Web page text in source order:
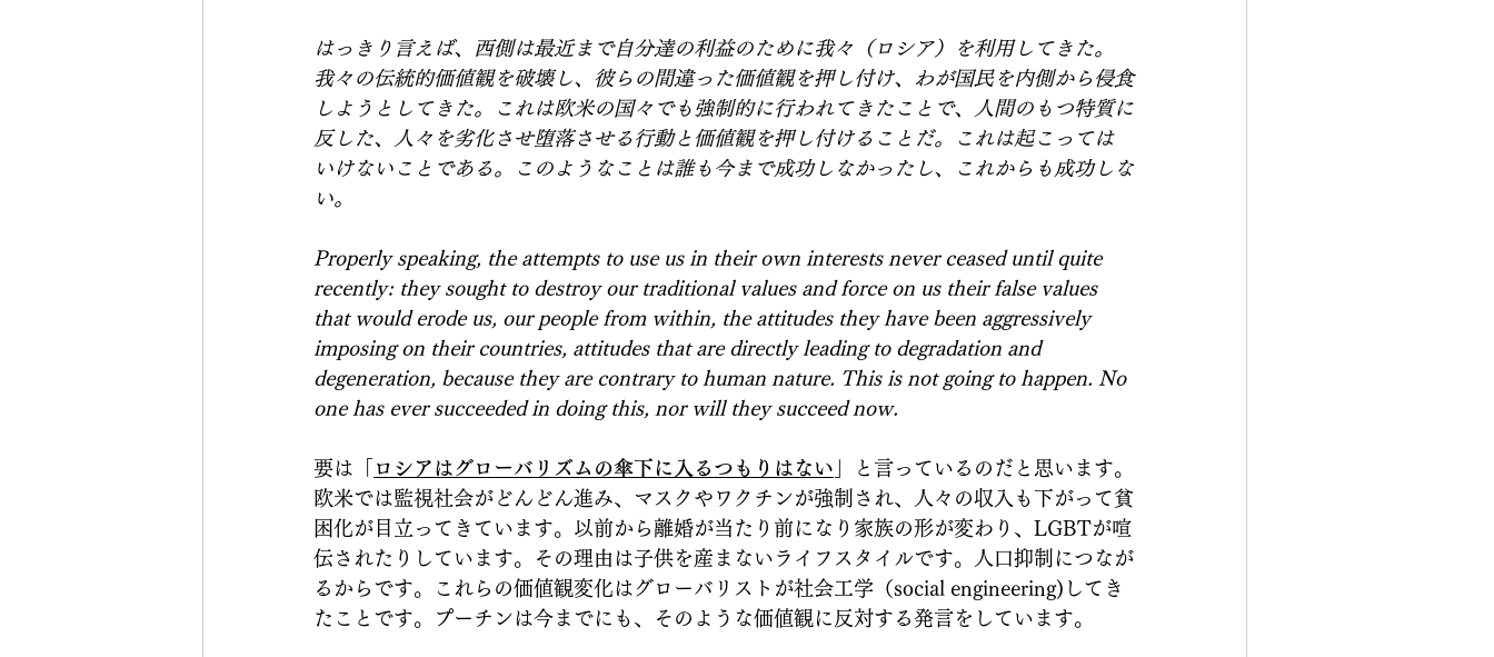
はっきり言えば、西側は最近まで自分達の利益のために我々（ロシア）を利用してきた。
我々の伝統的価値観を破壊し、彼らの間違った価値観を押し付け、わが国民を内側から侵食
しようとしてきた。これは欧米の国々でも強制的に行われてきたことで、人間のもつ特質に
反した、人々を劣化させ堕落させる行動と価値観を押し付けることだ。これは起こっては
いけないことである。このようなことは誰も今まで成功しなかったし、これからも成功しな
い。
Properly speaking, the attempts to use us in their own interests never ceased until quite
recently: they sought to destroy our traditional values and force on us their false values
that would erode us, our people from within, the attitudes they have been aggressively
imposing on their countries, attitudes that are directly leading to degradation and
degeneration, because they are contrary to human nature. This is not going to happen. No
one has ever succeeded in doing this, nor will they succeed now.
要は「 ロシアはグローバリズムの傘下に入るつもりはない 」と言っているのだと思います。
欧米では監視社会がどんどん進み、マスクやワクチンが強制され、人々の収入も下がって貧
困化が目立ってきています。以前から離婚が当たり前になり家族の形が変わり、LGBTが喧
伝されたりしています。その理由は子供を産まないライフスタイルです。人口抑制につなが
るからです。これらの価値観変化はグローバリストが社会工学（social engineering)してき
たことです。プーチンは今までにも、そのような価値観に反対する発言をしています。